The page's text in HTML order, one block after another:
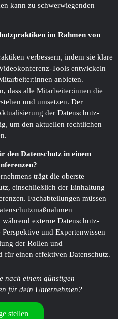
kann zu schwerwiegenden
im Rahmen von
verbessern, indem sie klare
Tools entwickeln
anbieten.
dass alle Mitarbeiter:innen die
und umsetzen. Der
der Datenschutz­
um den aktuellen rechtlichen
den Datenschutz in einem
trägt die oberste
einschließlich der Einhaltung
Fachabteilungen müssen
externe Datenschutz­
und Experten­wissen
der Rollen und
für einen effektiven Datenschutz.
nach einem günstigen
für dein Unternehmen?
stellen